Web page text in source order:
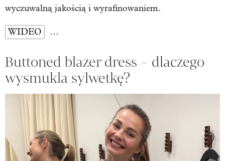
wyczuwalną jakością i wyrafinowaniem.
WIDEO …
Buttoned blazer dress – dlaczego
wysmukla sylwetkę?